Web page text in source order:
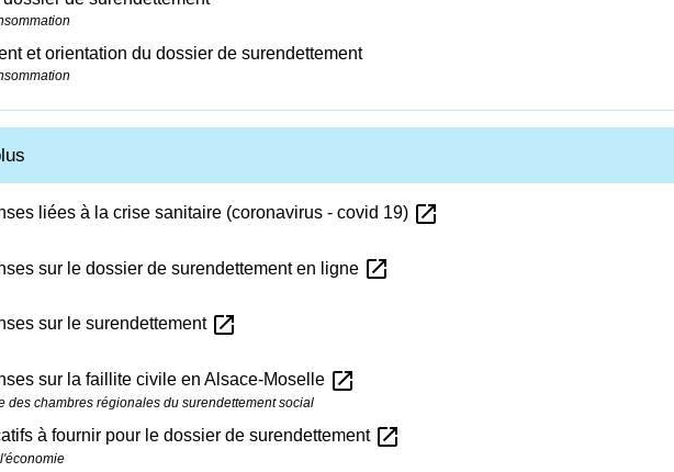
et orientation du dossier de surendettement
liées à la crise sanitaire (coronavirus - covid 19) open_in_new
sur le dossier de surendettement en ligne open_in_new
sur le surendettement open_in_new
sur la faillite civile en Alsace-Moselle open_in_new
des chambres régionales du surendettement social
à fournir pour le dossier de surendettement open_in_new